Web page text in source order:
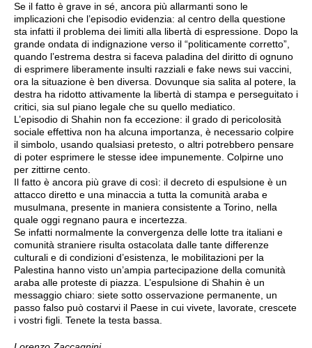
Se il fatto è grave in sé, ancora più allarmanti sono le
implicazioni che l’episodio evidenzia: al centro della questione
sta infatti il problema dei limiti alla libertà di espressione. Dopo la
grande ondata di indignazione verso il “politicamente corretto”,
quando l’estrema destra si faceva paladina del diritto di ognuno
di esprimere liberamente insulti razziali e fake news sui vaccini,
ora la situazione è ben diversa. Dovunque sia salita al potere, la
destra ha ridotto attivamente la libertà di stampa e perseguitato i
critici, sia sul piano legale che su quello mediatico.
L’episodio di Shahin non fa eccezione: il grado di pericolosità
sociale effettiva non ha alcuna importanza, è necessario colpire
il simbolo, usando qualsiasi pretesto, o altri potrebbero pensare
di poter esprimere le stesse idee impunemente. Colpirne uno
per zittirne cento.
Il fatto è ancora più grave di così: il decreto di espulsione è un
attacco diretto e una minaccia a tutta la comunità araba e
musulmana, presente in maniera consistente a Torino, nella
quale oggi regnano paura e incertezza.
Se infatti normalmente la convergenza delle lotte tra italiani e
comunità straniere risulta ostacolata dalle tante differenze
culturali e di condizioni d’esistenza, le mobilitazioni per la
Palestina hanno visto un’ampia partecipazione della comunità
araba alle proteste di piazza. L’espulsione di Shahin è un
messaggio chiaro: siete sotto osservazione permanente, un
passo falso può costarvi il Paese in cui vivete, lavorate, crescete
i vostri figli. Tenete la testa bassa.